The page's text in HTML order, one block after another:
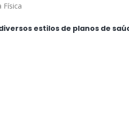
Física
estilos de planos de